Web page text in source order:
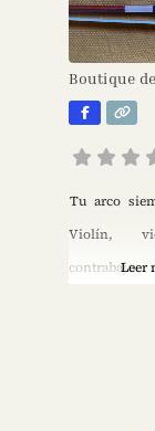
artesanal
de arco:
chelo.
también
con
Boutique
Tu arco
Violín,
contrabajoLeer